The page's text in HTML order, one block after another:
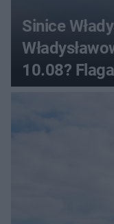
Sinice
10.08?